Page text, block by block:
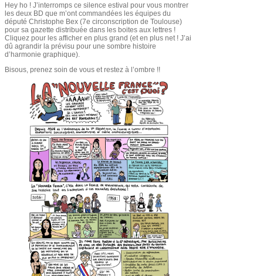
Hey ho ! J’interromps ce silence estival pour vous montrer
les deux BD que m’ont commandées les équipes du
député Christophe Bex (7e circonscription de Toulouse)
pour sa gazette distribuée dans les boites aux lettres !
Cliquez pour les afficher en plus grand (et en plus net ! J’ai
dû agrandir la prévisu pour une sombre histoire
d’harmonie graphique).
Bisous, prenez soin de vous et restez à l’ombre !!